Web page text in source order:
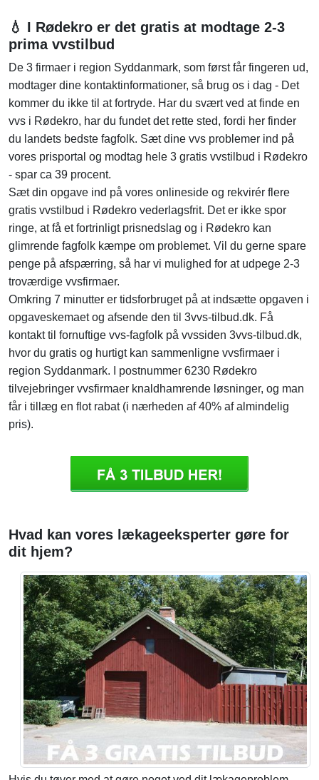
💧 I Rødekro er det gratis at modtage 2-3
prima vvstilbud
De 3 firmaer i region Syddanmark, som først får fingeren ud,
modtager dine kontaktinformationer, så brug os i dag - Det
kommer du ikke til at fortryde. Har du svært ved at finde en
vvs i Rødekro, har du fundet det rette sted, fordi her finder
du landets bedste fagfolk. Sæt dine vvs problemer ind på
vores prisportal og modtag hele 3 gratis vvstilbud i Rødekro
- spar ca 39 procent.
Sæt din opgave ind på vores onlineside og rekvirér flere
gratis vvstilbud i Rødekro vederlagsfrit. Det er ikke spor
ringe, at få et fortrinligt prisnedslag og i Rødekro kan
glimrende fagfolk kæmpe om problemet. Vil du gerne spare
penge på afspærring, så har vi mulighed for at udpege 2-3
troværdige vvsfirmaer.
Omkring 7 minutter er tidsforbruget på at indsætte opgaven i
opgaveskemaet og afsende den til 3vvs-tilbud.dk. Få
kontakt til fornuftige vvs-fagfolk på vvssiden 3vvs-tilbud.dk,
hvor du gratis og hurtigt kan sammenligne vvsfirmaer i
region Syddanmark. I postnummer 6230 Rødekro
tilvejebringer vvsfirmaer knaldhamrende løsninger, og man
får i tillæg en flot rabat (i nærheden af 40% af almindelig
pris).
Hvad kan vores lækageeksperter gøre for
dit hjem?